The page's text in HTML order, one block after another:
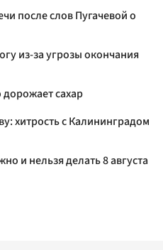
после слов Пугачевой о
из-за угрозы окончания
дорожает сахар
хитрость с Калининградом
и нельзя делать 8 августа